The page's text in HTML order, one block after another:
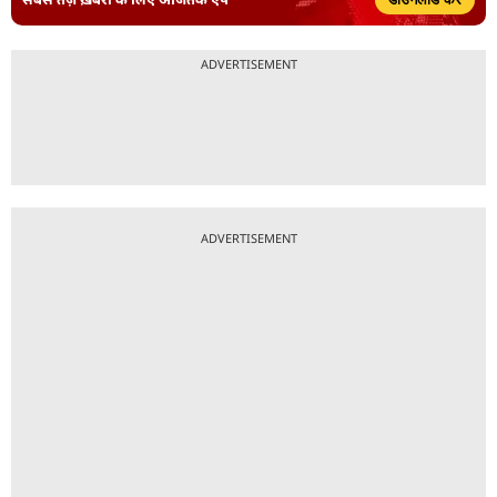
ADVERTISEMENT
ADVERTISEMENT